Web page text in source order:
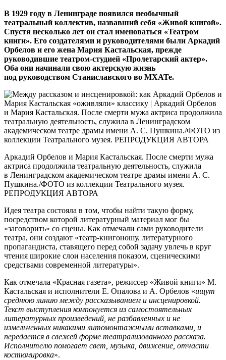
В 1929 году в Ленинграде появился необычный
театральный коллектив, назвавший себя «Живой книгой».
Спустя несколько лет он стал именоваться «Театром
книги». Его создателями и руководителями были Аркадий
Орбелов и его жена Мария Кастальская, прежде
руководившие театром-студией «Пролетарский актер».
Оба они начинали свою актерскую жизнь
под руководством Станиславского во МХАТе.
Аркадий Орбелов и Мария Кастальская. После смерти мужа
актриса продолжила театральную деятельность, служила
в Ленинградском академическом театре драмы имени А. С.
Пушкина./ФОТО из коллекции Театрального музея.
РЕПРОДУКЦИЯ АВТОРА
Идея театра состояла в том, чтобы найти такую форму,
посредством которой литературный материал мог бы
«заговорить» со сцены. Как отмечали сами руководители
театра, они создают «театр-книгоношу, литературного
пропагандиста, ставящего перед собой задачу увлечь в круг
чтения широкие слои населения показом, сценическими
средствами современной литературы».
Как отмечала «Красная газета», режиссер «Живой книги» М.
Кастальская и исполнители Е. Опалова и А. Орбелов «ищут
среднюю линию между рассказыванием и инсценировкой.
Текст выступления компонуется из самостоятельных
литературных произведений, не разбавленных и не
измельченных никакими литомонтажными вставками, и
передается в свежей форме театрализованного рассказа.
Исполнителю помогает свет, музыка, движение, отчасти
костюмировка».